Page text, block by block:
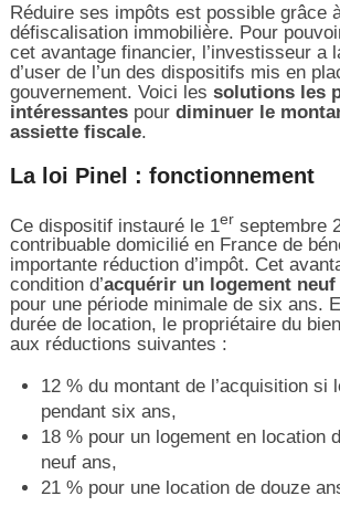
Réduire ses impôts est possible grâce
défiscalisation immobilière. Pour
cet avantage financier, l’investisseur a
d’user de l’un des dispositifs mis en
gouvernement. Voici les solutions les
intéressantespour diminuer le
assiette fiscale.
La loi Pinel : fonctionnement
Ce dispositif instauré le 1er septembre
contribuable domicilié en France de
importante réduction d’impôt. Cet
condition d’acquérir un logement neuf
pour une période minimale de six ans.
durée de location, le propriétaire du
aux réductions suivantes :
12 % du montant de l’acquisition si
pendant six ans,
18 % pour un logement en location
neuf ans,
21 % pour une location de douze